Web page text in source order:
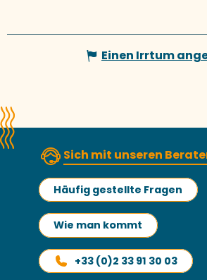
Einen Irrtum
Sich mit unseren
Häufig gestellte Fragen
Wie man kommt
+33 (0)2 33 91 30 03